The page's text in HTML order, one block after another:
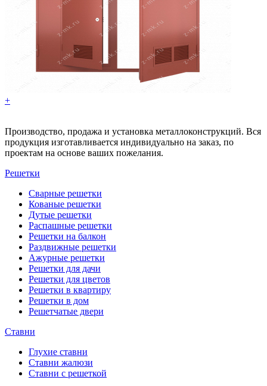
+
Производство, продажа и установка металлоконструкций. Вся
продукция изготавливается индивидуально на заказ, по
проектам на основе ваших пожелания.
Решетки
Сварные решетки
Кованые решетки
Дутые решетки
Распашные решетки
Решетки на балкон
Раздвижные решетки
Ажурные решетки
Решетки для дачи
Решетки для цветов
Решетки в квартиру
Решетки в дом
Решетчатые двери
Ставни
Глухие ставни
Ставни жалюзи
Ставни с решеткой